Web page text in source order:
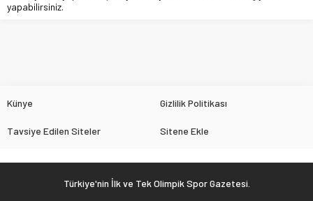
yapabilirsiniz.
Künye Gizlilik Politikası
Tavsiye Edilen Siteler Sitene Ekle
Türkiye'nin İlk ve Tek Olimpik Spor Gazetesi.